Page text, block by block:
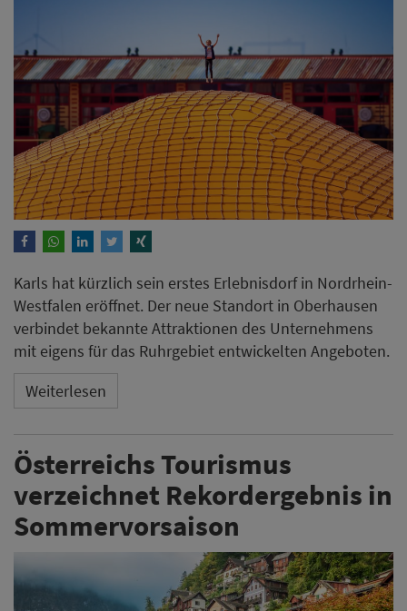
Karls hat kürzlich sein erstes Erlebnisdorf in Nordrhein-
Westfalen eröffnet. Der neue Standort in Oberhausen
verbindet bekannte Attraktionen des Unternehmens
mit eigens für das Ruhrgebiet entwickelten Angeboten.
Weiterlesen
Österreichs Tourismus
verzeichnet Rekordergebnis in
Sommervorsaison